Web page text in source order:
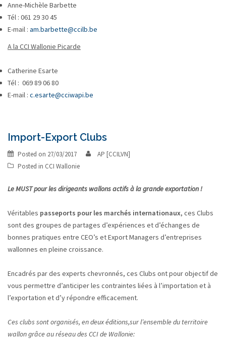
Anne-Michèle Barbette
Tél : 061 29 30 45
E-mail : am.barbette@ccilb.be
A la CCI Wallonie Picarde
Catherine Esarte
Tél : 069 89 06 80
E-mail : c.esarte@cciwapi.be
Import-Export Clubs
Posted on 27/03/2017
AP [CCILVN]
Posted in CCI Wallonie
Le MUST pour les dirigeants wallons actifs à la grande exportation !
Véritables passeports pour les marchés internationaux, ces Clubs
sont des groupes de partages d’expériences et d’échanges de
bonnes pratiques entre CEO’s et Export Managers d’entreprises
wallonnes en pleine croissance.
Encadrés par des experts chevronnés, ces Clubs ont pour objectif de
vous permettre d’anticiper les contraintes liées à l’importation et à
l’exportation et d’y répondre efficacement.
Ces clubs sont organisés, en deux éditions,sur l’ensemble du territoire
wallon grâce au réseau des CCI de Wallonie: